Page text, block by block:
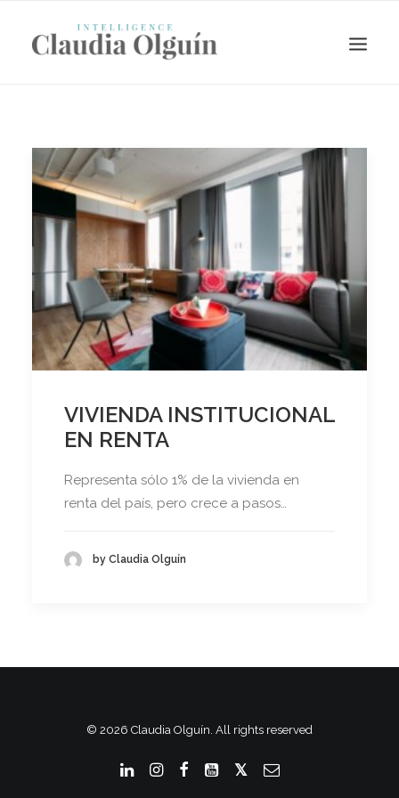
Search
VIVIENDA INSTITUCIONAL
EN RENTA
Representa sólo 1% de la vivienda en
renta del país, pero crece a pasos…
by Claudia Olguín
© 2026 Claudia Olguín. All rights reserved